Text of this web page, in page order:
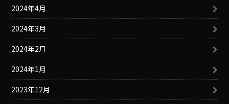
2024年4月
2024年3月
2024年2月
2024年1月
2023年12月